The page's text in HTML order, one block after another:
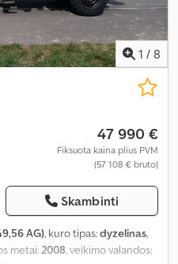
1 / 8
47 990 €
Fiksuota kaina plius PVM
(57 108 € bruto)
Skambinti
AG), kuro tipas:dyzelinas,
metai:2008, veikimo valandos: